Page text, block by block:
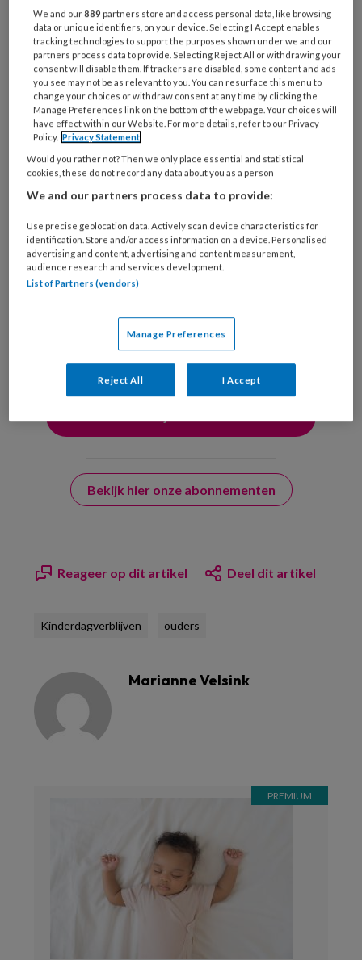
welke
organisatie
werk
je?
Untitled
Ontvang 2x per week de
KinderopvangTotaal nieuwsbrief
Ontvang iedere zondag het
Management Kinderopvang
Weekoverzicht
Ja, ik geef toestemming voor e-mails
van KinderopvangTotaal en
Springer Media B.V.
?
uw profiel in overeenstemming met onsprivacy statement
Bekijk hier onze abonnementen
Reageer op dit artikel Deel dit artikel
Kinderdagverblijven ouders
Marianne Velsink
We and our889 partners store and access personal data, like browsing
data or unique identifiers, on your device. Selecting I Accept enables
tracking technologies to support the purposes shown under we and our
partners process data to provide. Selecting Reject All or withdrawing your
consent will disable them. If trackers are disabled, some content and ads
you see may not be as relevant to you. You can resurface this menu to
change your choices or withdraw consent at any time by clicking the
Manage Preferences link on the bottom of the webpage. Your choices will
have effect within our Website. For more details, refer to our Privacy
Policy. Privacy Statement
Would you rather not? Then we only place essential and statistical
cookies, these do not record any data about you as a person
We and our partners process data to provide:
Use precise geolocation data. Actively scan device characteristics for
identification. Store and/or access information on a device. Personalised
advertising and content, advertising and content measurement,
audience research and services development.
List of Partners (vendors)
Manage Preferences
Reject All I Accept